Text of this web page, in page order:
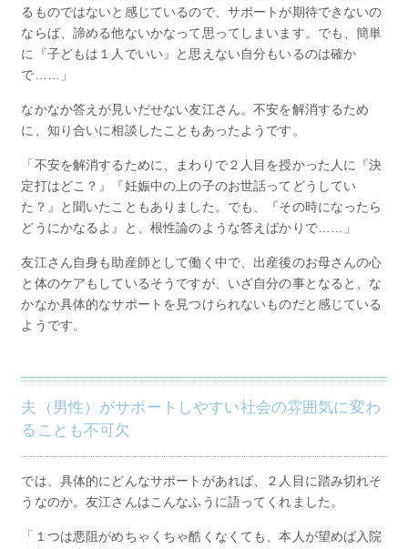
るものではないと感じているので、サポートが期待できないの
ならば、諦める他ないかなって思ってしまいます。でも、簡単
に『子どもは１人でいい』と思えない自分もいるのは確か
で……」
なかなか答えが見いだせない友江さん。不安を解消するため
に、知り合いに相談したこともあったようです。
「不安を解消するために、まわりで２人目を授かった人に『決
定打はどこ？』『妊娠中の上の子のお世話ってどうしてい
た？』と聞いたこともありました。でも、『その時になったら
どうにかなるよ』と、根性論のような答えばかりで……」
友江さん自身も助産師として働く中で、出産後のお母さんの心
と体のケアもしているそうですが、いざ自分の事となると、な
かなか具体的なサポートを見つけられないものだと感じている
ようです。
夫（男性）がサポートしやすい社会の雰囲気に変わ
ることも不可欠
では、具体的にどんなサポートがあれば、２人目に踏み切れそ
うなのか。友江さんはこんなふうに語ってくれました。
「１つは悪阻がめちゃくちゃ酷くなくても、本人が望めば入院